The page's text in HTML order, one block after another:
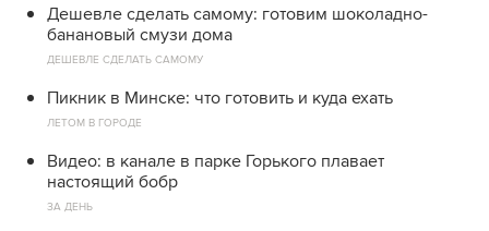
Дешевле сделать самому: готовим шоколадно-
банановый смузи дома
ДЕШЕВЛЕ СДЕЛАТЬ САМОМУ
Пикник в Минске: что готовить и куда ехать
ЛЕТОМ В ГОРОДЕ
Видео: в канале в парке Горького плавает
настоящий бобр
ЗА ДЕНЬ